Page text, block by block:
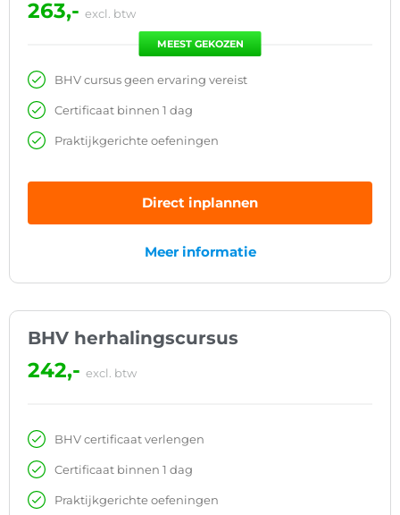
263,- excl. btw
MEEST GEKOZEN
BHV cursus geen ervaring vereist
Certificaat binnen 1 dag
Praktijkgerichte oefeningen
Direct inplannen
Meer informatie
BHV herhalingscursus
242,- excl. btw
BHV certificaat verlengen
Certificaat binnen 1 dag
Praktijkgerichte oefeningen